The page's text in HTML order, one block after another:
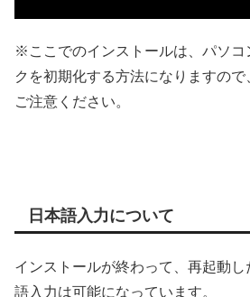
※ここでのインストールは、パソコ
クを初期化する方法になりますの
ご注意ください。
日本語入力について
インストールが終わって、再起動
語入力は可能になっています。